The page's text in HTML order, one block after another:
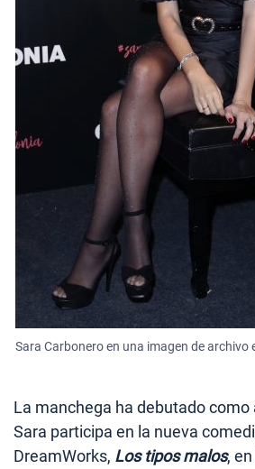
Sara Carbonero en una imagen de archivo
La manchega ha debutado como
Sara participa en la nueva
DreamWorks, Los tipos malos,